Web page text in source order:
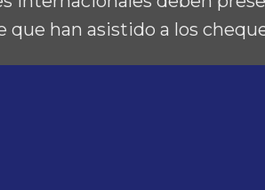
han asistido a los